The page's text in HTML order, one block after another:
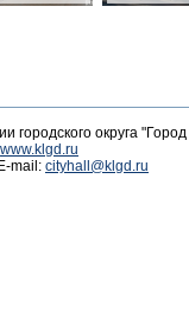
городского округа
www.klgd.ru
mail: cityhall@klgd.ru